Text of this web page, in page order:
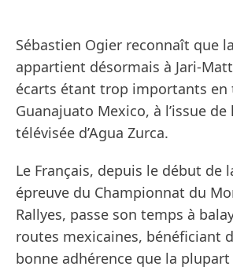
Sébastien Ogier reconnaît que
appartient désormais à Jari-
écarts étant trop importants en
Guanajuato Mexico, à l’issue de
télévisée d’Agua Zurca.
Le Français, depuis le début de
épreuve du Championnat du
Rallyes, passe son temps à
routes mexicaines, bénéficiant
bonne adhérence que la